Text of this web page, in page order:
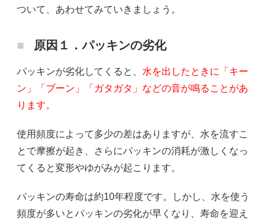
ついて、あわせてみていきましょう。
原因１．パッキンの劣化
パッキンが劣化してくると、 水を出したときに「キー
ン」「ブーン」「ガタガタ」などの音が鳴ることがあ
ります。
使用頻度によって多少の差はありますが、水を流すこ
とで摩擦が起き、さらにパッキンの消耗が激しくなっ
てくると変形やゆがみが起こります。
パッキンの寿命は約10年程度です。しかし、水を使う
頻度が多いとパッキンの劣化が早くなり、寿命を迎え